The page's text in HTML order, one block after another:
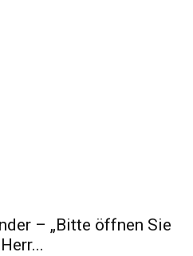
– „Bitte öffnen Sie